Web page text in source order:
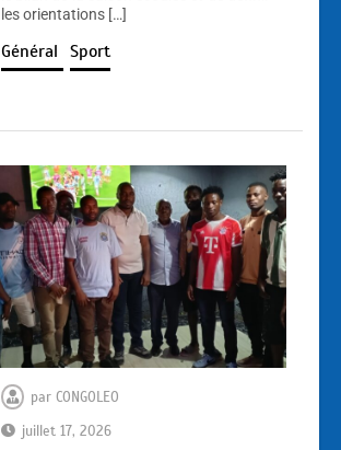
les orientations […]
Général Sport
par CONGOLEO
juillet 17, 2026